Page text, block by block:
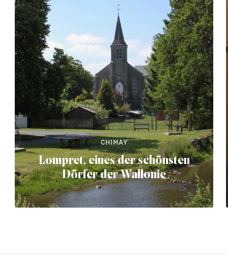
CHIMAY
Lompret, eines der schönsten
Dörfer der Wallonie